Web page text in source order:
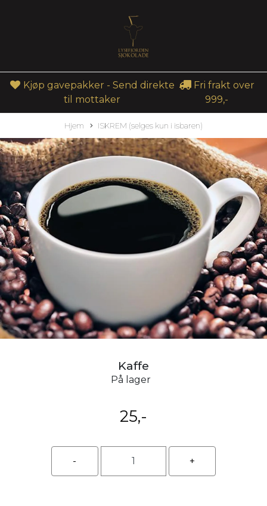
Kjøp gavepakker - Send direkte
til mottaker
Fri frakt over
999,-
Hjem ISKREM (selges kun i isbaren)
Kaffe
På lager
25,-